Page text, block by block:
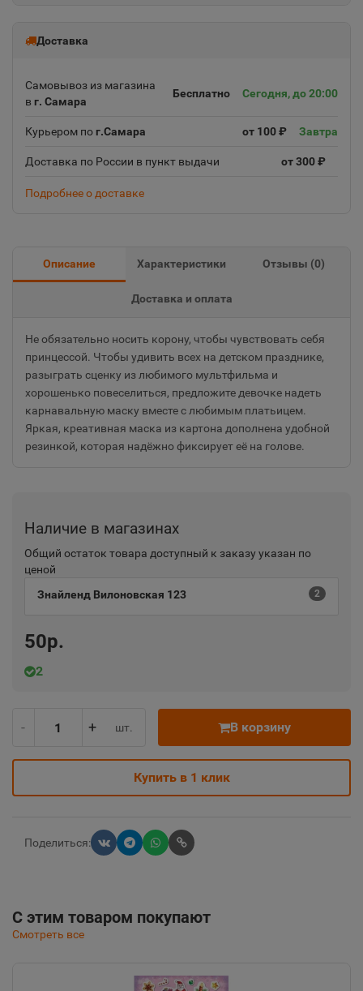
Доставка
Самовывоз из магазина
в г. Самара
Бесплатно Сегодня, до 20:00
Курьером пог.Самара от 100 ₽ Завтра
Доставка по России в пункт выдачи от 300 ₽
Подробнее о доставке
Описание Характеристики Отзывы (0)
Доставка и оплата
Не обязательно носить корону, чтобы чувствовать себя
принцессой. Чтобы удивить всех на детском празднике,
разыграть сценку из любимого мультфильма и
хорошенько повеселиться, предложите девочке надеть
карнавальную маску вместе с любимым платьицем.
Яркая, креативная маска из картона дополнена удобной
резинкой, которая надёжно фиксирует её на голове.
Наличие в магазинах
Общий остаток товара доступный к заказу указан по
ценой
Знайленд Вилоновская 123
2
50р.
2
- + шт. В корзину
Купить в 1 клик
Поделиться:
С этим товаром покупают
Смотреть все